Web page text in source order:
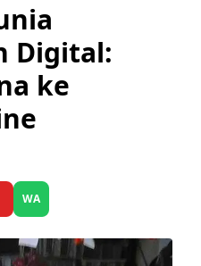
Digital:
ke
WA